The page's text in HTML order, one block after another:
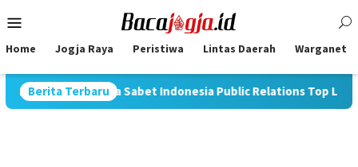
to
Menu
Home Jogja Raya Peristiwa Lintas Daerah Warganet
Berita Terbaru
Sabet Indonesia Public Relations Top Leader 2026